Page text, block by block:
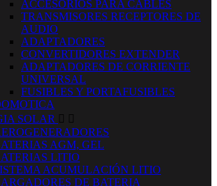
ACCESORIOS PARA CABLES
TRANSMISORES RECEPTORES DE
AUDIO
ADAPTADORES
CONVERTIDORES EXTENDER
ADAPTADORES DE CORRIENTE
UNIVERSAL
FUSIBLES Y PORTAFUSIBLES
SOLAR  
AGM, GEL
LITIO
ACUMULACIÓN LITIO
DE BATERIA